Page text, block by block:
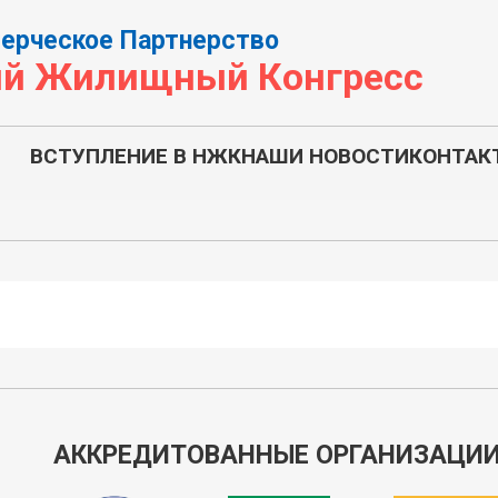
Партнерство
Жилищный Конгресс
ВСТУПЛЕНИЕ В НЖКНАШИ НОВОСТИ
АККРЕДИТОВАННЫЕ